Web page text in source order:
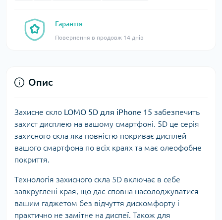
Гарантія
Повернення в продовж 14 днів
Опис
Захисне скло LOMO 5D для iPhone 15 забезпечить
захист дисплею на вашому смартфоні. 5D це серія
захисного скла яка повністю покриває дисплей
вашого смартфона по всіх краях та має олеофобне
покриття.
Технологія захисного скла 5D включає в себе
завкруглені края, що дає сповна насолоджуватися
вашим гаджетом без відчуття дискомфорту і
практично не замітне на диспеї. Також для